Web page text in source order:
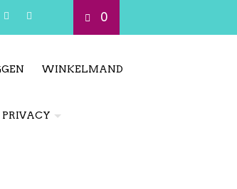
0
WINKELMAND
PRIVACY